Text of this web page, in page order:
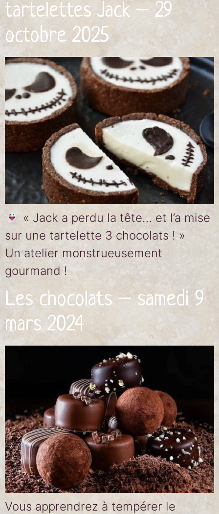
tartelettes Jack – 29
octobre 2025
👻 « Jack a perdu la tête… et l’a mise
sur une tartelette 3 chocolats ! »
Un atelier monstrueusement
gourmand !
Les chocolats – samedi 9
mars 2024
Vous apprendrez à tempérer le